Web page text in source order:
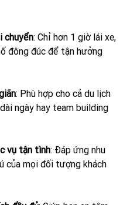
chuyển: Chỉ hơn 1 giờ lái xe,
đông đúc để tận hưởng
: Phù hợp cho cả du lịch
ngày hay team building
vụ tận tình: Đáp ứng nhu
của mọi đối tượng khách